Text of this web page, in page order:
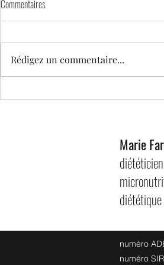
Commentaires
Rédigez un commentaire...
Marie
numéro
numéro